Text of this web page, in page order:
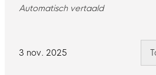
3 nov. 2025
Automatisch vertaald